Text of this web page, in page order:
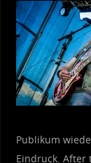
Publikum
Eindruck. After